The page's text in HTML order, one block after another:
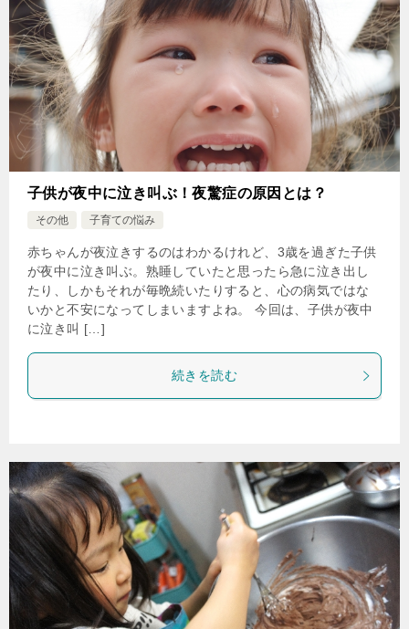
子供が夜中に泣き叫ぶ！夜驚症の原因とは？
その他 子育ての悩み
赤ちゃんが夜泣きするのはわかるけれど、3歳を過ぎた子供
が夜中に泣き叫ぶ。熟睡していたと思ったら急に泣き出し
たり、しかもそれが毎晩続いたりすると、心の病気ではな
いかと不安になってしまいますよね。 今回は、子供が夜中
に泣き叫 […]
続きを読む